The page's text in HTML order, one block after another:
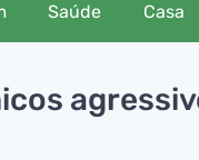
Saúde Casa